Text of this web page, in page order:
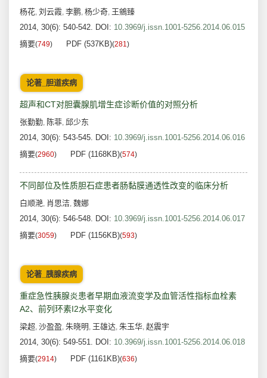
杨花, 刘云霞, 李鹏, 杨少奇, 王鵷臻
2014, 30(6): 540-542. DOI: 10.3969/j.issn.1001-5256.2014.06.015
摘要(749) PDF (537KB)(281)
论著_胆道疾病
超声和CT对胆囊腺肌增生症诊断价值的对照分析
张勤勤, 陈菲, 邱少东
2014, 30(6): 543-545. DOI: 10.3969/j.issn.1001-5256.2014.06.016
摘要(2960) PDF (1168KB)(574)
不同部位及性质胆石症患者肠黏膜通透性改变的临床分析
白顺滟, 肖思洁, 魏娜
2014, 30(6): 546-548. DOI: 10.3969/j.issn.1001-5256.2014.06.017
摘要(3059) PDF (1156KB)(593)
论著_胰腺疾病
重症急性胰腺炎患者早期血液流变学及血管活性指标血栓素
A2、前列环素I2水平变化
梁超, 沙盈盈, 朱晓明 , 王雄达, 朱玉华, 赵震宇
2014, 30(6): 549-551. DOI: 10.3969/j.issn.1001-5256.2014.06.018
摘要(2914) PDF (1161KB)(636)